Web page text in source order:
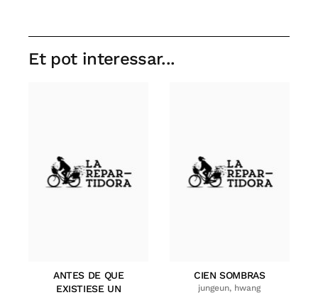
Et pot interessar...
ANTES DE QUE
EXISTIESE UN
CIEN SOMBRAS
jungeun, hwang